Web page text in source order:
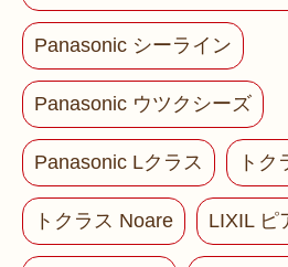
Panasonic シーライン
Panasonic ウツクシーズ
Panasonic Lクラス トク
トクラス Noare LIXIL ピ